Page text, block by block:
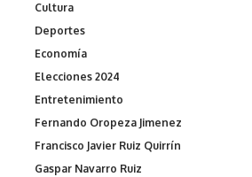
Cultura
Deportes
Economía
Elecciones 2024
Entretenimiento
Fernando Oropeza Jimenez
Francisco Javier Ruiz Quirrín
Gaspar Navarro Ruiz